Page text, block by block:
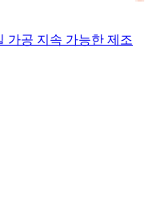
가공 지속 가능한 제조